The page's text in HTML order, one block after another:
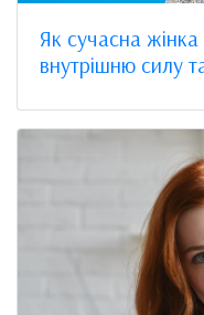
Як сучасна
внутрішню силу